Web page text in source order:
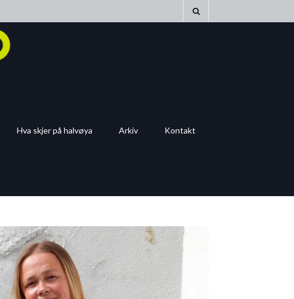
Hva skjer på halvøya Arkiv Kontakt